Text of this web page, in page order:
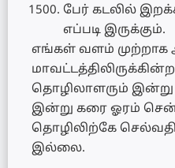
பேர் கடலில்
எப்படி இருக்கும்.
எங்கள் வளம் முற்றாக
தொழிலாளரும் இன்று
இன்று கரை ஓரம்
தொழிலிற்கே
இல்லை.